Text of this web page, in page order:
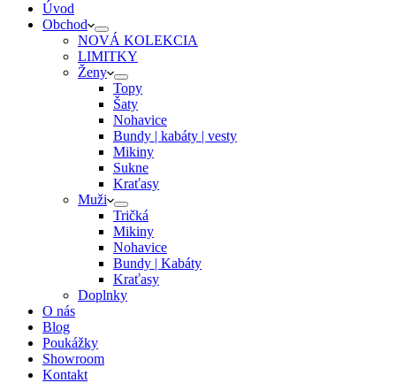
Úvod
Obchod
NOVÁ KOLEKCIA
LIMITKY
Ženy
Topy
Šaty
Nohavice
Bundy | kabáty | vesty
Mikiny
Sukne
Kraťasy
Muži
Tričká
Mikiny
Nohavice
Bundy | Kabáty
Kraťasy
Doplnky
O nás
Blog
Poukážky
Showroom
Kontakt